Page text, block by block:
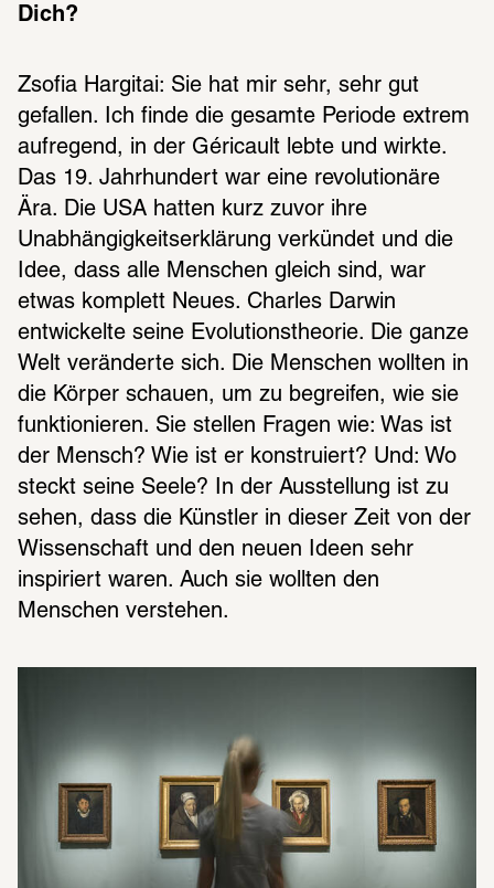
Dich?
Zsofia Hargitai: Sie hat mir sehr, sehr gut
gefallen. Ich finde die gesamte Periode extrem
aufregend, in der Géricault lebte und wirkte.
Das 19. Jahrhundert war eine revolutionäre
Ära. Die USA hatten kurz zuvor ihre
Unabhängigkeitserklärung verkündet und die
Idee, dass alle Menschen gleich sind, war
etwas komplett Neues. Charles Darwin
entwickelte seine Evolutionstheorie. Die ganze
Welt veränderte sich. Die Menschen wollten in
die Körper schauen, um zu begreifen, wie sie
funktionieren. Sie stellen Fragen wie: Was ist
der Mensch? Wie ist er konstruiert? Und: Wo
steckt seine Seele? In der Ausstellung ist zu
sehen, dass die Künstler in dieser Zeit von der
Wissenschaft und den neuen Ideen sehr
inspiriert waren. Auch sie wollten den
Menschen verstehen.